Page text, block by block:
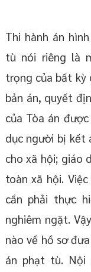
Thi hành án
tù nói riêng là
trọng của bất kỳ
bản án, quyết
của Tòa án
dục người bị kết
cho xã hội; giáo
toàn xã hội.
cần phải thực
nghiêm ngặt.
nào về hồ sơ
án phạt tù. Nội